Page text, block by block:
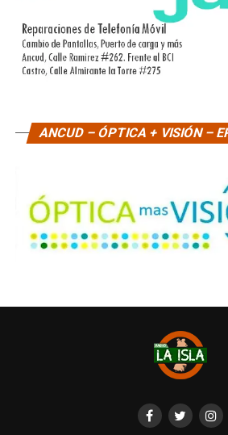
ANCUD – ÓPTICA + VISIÓN –